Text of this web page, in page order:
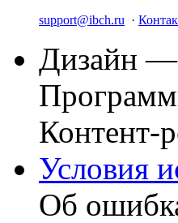
support@ibch.ru ·
Дизайн —
Контент-
Условия
Об